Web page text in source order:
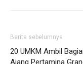
Berita sebelumnya
20 UMKM Ambil
Ajang Pertamina